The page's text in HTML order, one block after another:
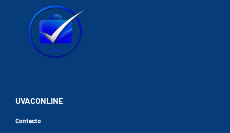
UVACONLINE
Contacto